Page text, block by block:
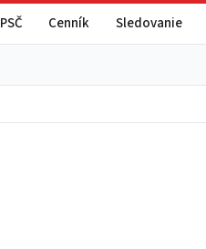
PSČ Cenník Sledovanie